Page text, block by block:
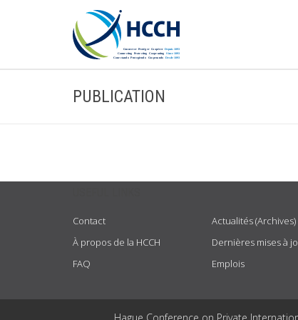
PUBLICATION
Contact
À propos de la HCCH
FAQ
Actualités (Archives)
Dernières mises à
Emplois